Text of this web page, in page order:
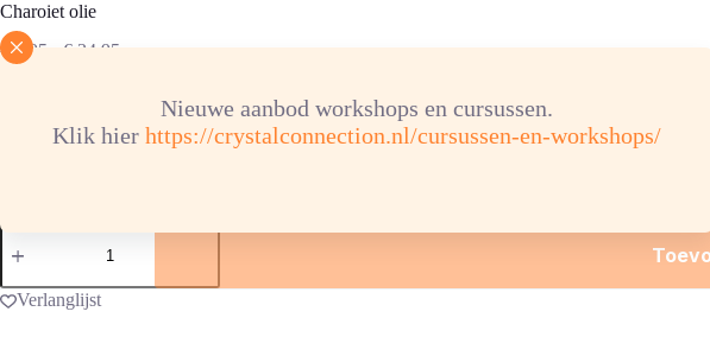
Nieuwe aanbod workshops en cursussen.
Klik hier https://crystalconnection.nl/cursussen-en-workshops/
Charoiet olie
€ 4,95 - €34,95Prijsklasse:
€ 34,95
10, 30
inhoud flesje
Charoiet
olie
Verlanglijst